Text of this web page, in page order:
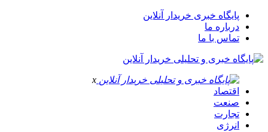
پایگاه خبری خریدار آنلاین
درباره ما
تماس با ما
x
اقتصاد
صنعت
تجارت
انرژی